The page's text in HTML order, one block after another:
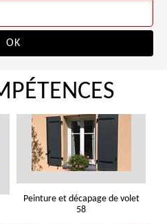
Peinture et décapage de volet
58